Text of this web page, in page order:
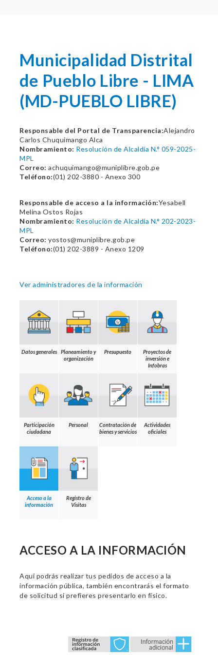
Municipalidad Distrital
de Pueblo Libre - LIMA
(MD-PUEBLO LIBRE)
Responsable del Portal de Transparencia:Alejandro
Carlos Chuquimango Alca
Nombramiento: Resolución de Alcaldía N.° 059-2025-
MPL
Correo: achuquimango@muniplibre.gob.pe
Teléfono:(01) 202-3880 - Anexo 300
Responsable de acceso a la información:Yesabell
Melina Ostos Rojas
Nombramiento: Resolución de Alcaldía N.° 202-2023-
MPL
Correo: yostos@muniplibre.gob.pe
Teléfono:(01) 202-3889 - Anexo 1209
Ver administradores de la información
Datos generales
Planeamiento y
organización
Presupuesto
Proyectos de
inversión e
Infobras
Participación
ciudadana
Personal
Contratación de
bienes y servicios
Actividades
oficiales
Acceso a la
información
Registro de
Visitas
ACCESO A LA INFORMACIÓN
Aquí podrás realizar tus pedidos de acceso a la
información pública, también encontrarás el formato
de solicitud si prefieres presentarlo en físico.